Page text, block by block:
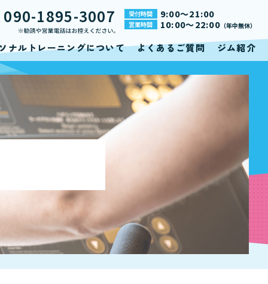
090-1895-3007 受付時間 9:00～21:00
営業時間 10:00～22:00 （年中無休）
ナルトレーニングについて よくあるご質問 ジム紹介